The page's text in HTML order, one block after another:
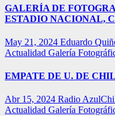
GALERÍA DE
ESTADIO NACIONAL,
May 21, 2024 Eduardo
Actualidad Galería
EMPATE DE U. DE
Abr 15, 2024 Radio
Actualidad Galería